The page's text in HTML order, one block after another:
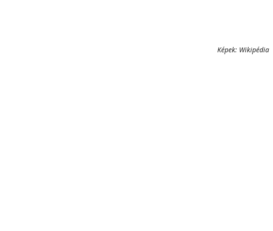
Képek: Wikipédia